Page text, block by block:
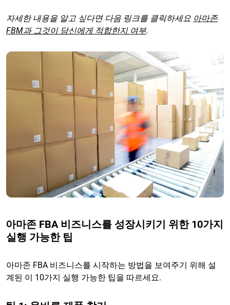
자세한 내용을 알고 싶다면 다음 링크를 클릭하세요 아마존
FBM과 그것이 당신에게 적합한지 여부.
아마존 FBA 비즈니스를 성장시키기 위한 10가지
실행 가능한 팁
아마존 FBA 비즈니스를 시작하는 방법을 보여주기 위해 설
계된 이 10가지 실행 가능한 팁을 따르세요.